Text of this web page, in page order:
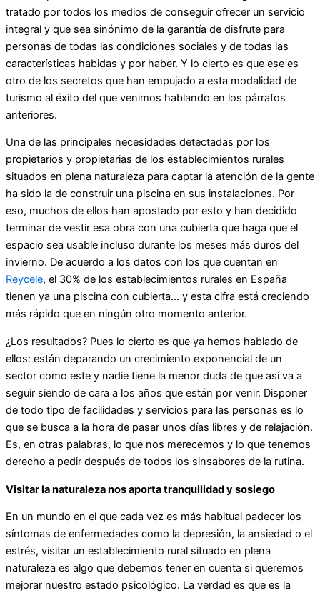
tratado por todos los medios de conseguir ofrecer un servicio
integral y que sea sinónimo de la garantía de disfrute para
personas de todas las condiciones sociales y de todas las
características habidas y por haber. Y lo cierto es que ese es
otro de los secretos que han empujado a esta modalidad de
turismo al éxito del que venimos hablando en los párrafos
anteriores.
Una de las principales necesidades detectadas por los
propietarios y propietarias de los establecimientos rurales
situados en plena naturaleza para captar la atención de la gente
ha sido la de construir una piscina en sus instalaciones. Por
eso, muchos de ellos han apostado por esto y han decidido
terminar de vestir esa obra con una cubierta que haga que el
espacio sea usable incluso durante los meses más duros del
invierno. De acuerdo a los datos con los que cuentan en
Reycele, el 30% de los establecimientos rurales en España
tienen ya una piscina con cubierta… y esta cifra está creciendo
más rápido que en ningún otro momento anterior.
¿Los resultados? Pues lo cierto es que ya hemos hablado de
ellos: están deparando un crecimiento exponencial de un
sector como este y nadie tiene la menor duda de que así va a
seguir siendo de cara a los años que están por venir. Disponer
de todo tipo de facilidades y servicios para las personas es lo
que se busca a la hora de pasar unos días libres y de relajación.
Es, en otras palabras, lo que nos merecemos y lo que tenemos
derecho a pedir después de todos los sinsabores de la rutina.
Visitar la naturaleza nos aporta tranquilidad y sosiego
En un mundo en el que cada vez es más habitual padecer los
síntomas de enfermedades como la depresión, la ansiedad o el
estrés, visitar un establecimiento rural situado en plena
naturaleza es algo que debemos tener en cuenta si queremos
mejorar nuestro estado psicológico. La verdad es que es la